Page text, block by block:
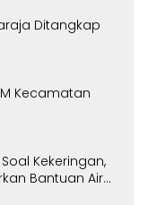
Ditangkap
Kecamatan
Kekeringan,
Bantuan Air